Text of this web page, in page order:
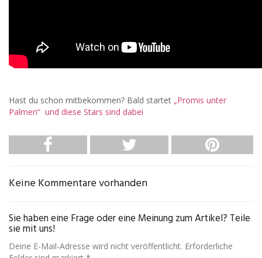
Hast du schon mitbekommen? Bald startet „Promis unter
Palmen“ und diese Stars sind dabei
Keine Kommentare vorhanden
Sie haben eine Frage oder eine Meinung zum Artikel? Teile
sie mit uns!
Deine E-Mail-Adresse wird nicht veröffentlicht. Erforderliche